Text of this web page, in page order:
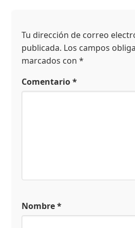
Tu dirección de correo
publicada. Los campos
marcados con*
Comentario*
Nombre*